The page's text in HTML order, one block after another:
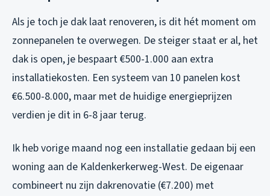
Als je toch je dak laat renoveren, is dit hét moment om
zonnepanelen te overwegen. De steiger staat er al, het
dak is open, je bespaart €500-1.000 aan extra
installatiekosten. Een systeem van 10 panelen kost
€6.500-8.000, maar met de huidige energieprijzen
verdien je dit in 6-8 jaar terug.
Ik heb vorige maand nog een installatie gedaan bij een
woning aan de Kaldenkerkerweg-West. De eigenaar
combineert nu zijn dakrenovatie (€7.200) met